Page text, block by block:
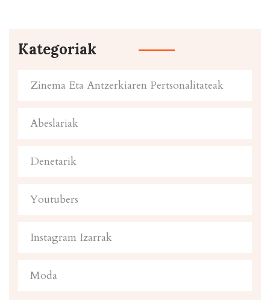
Kategoriak
Zinema Eta Antzerkiaren Pertsonalitateak
Abeslariak
Denetarik
Youtubers
Instagram Izarrak
Moda